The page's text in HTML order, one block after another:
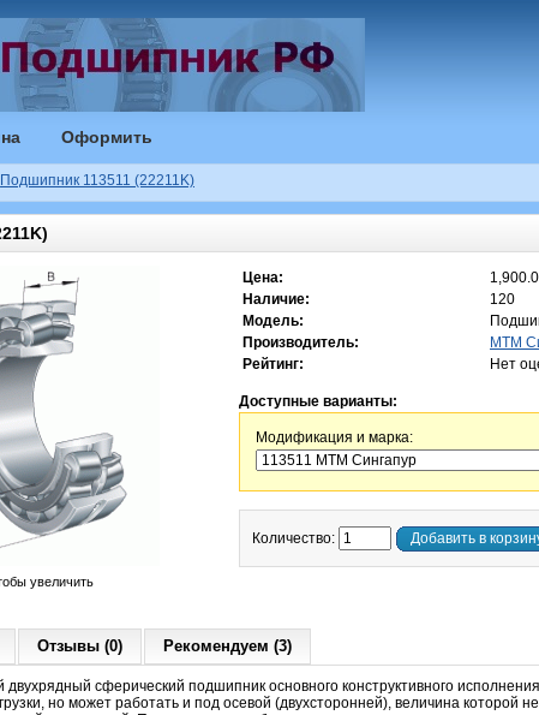
Оформить
Подшипник 113511 (22211K)
увеличить
Цена:
Наличие:
120
Модель:
Производитель:
MTM
Рейтинг:
Нет
Доступные варианты:
Модификация и марка:
Количество: Добавить в
Отзывы (0) Рекомендуем (3)
сферический подшипник основного конструктивного
но может работать и под осевой (двухсторонней), величина которой